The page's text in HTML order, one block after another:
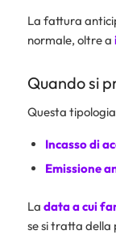
La fattura
normale, oltre a
Quando si
Questa
Incasso di
Emissione
La data a cui
se si tratta della